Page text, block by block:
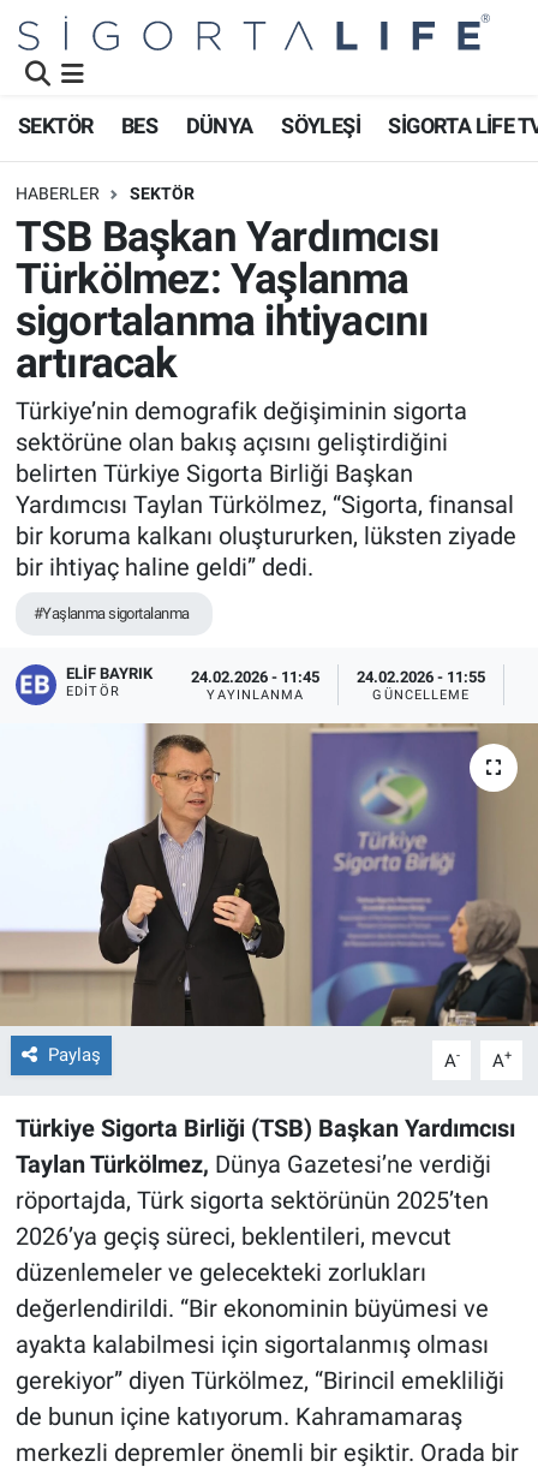
SEKTÖR BES DÜNYA SÖYLEŞİ SİGORTA LİFE
HABERLER SEKTÖR
TSB Başkan Yardımcısı
Türkölmez: Yaşlanma
sigortalanma ihtiyacını
artıracak
Türkiye’nin demografik değişiminin sigorta
sektörüne olan bakış açısını geliştirdiğini
belirten Türkiye Sigorta Birliği Başkan
Yardımcısı Taylan Türkölmez, “Sigorta, finansal
bir koruma kalkanı oluştururken, lüksten ziyade
bir ihtiyaç haline geldi” dedi.
#Yaşlanma sigortalanma
ELIF BAYRIK
EDITÖR
24.02.2026 - 11:45
YAYINLANMA
24.02.2026 - 11:55
GÜNCELLEME
Paylaş A- A+
Türkiye Sigorta Birli­ği (TSB) Başkan Yar­dımcısı
Taylan Türköl­mez, Dünya Gazetesi’ne ver­diği
röportajda, Türk sigorta sektörünün 2025’ten
2026’ya geçiş süreci, beklentileri, mev­cut
düzenlemeler ve gelecek­teki zorlukları
değerlendirildi. “Bir ekonominin büyümesi ve
ayakta kalabilmesi için sigorta­lanmış olması
gerekiyor” diyen Türkölmez, “Birincil emekliliği
de bunun içine katıyorum. Kah­ramamaraş
merkezli depremler önemli bir eşiktir. Orada bir
Namaz Vakitleri
Trafik Durumu
Süper Lig Puan Durumu ve Fikstür
Tüm Manşetler
Son Dakika Haberleri
Haber Arşivi